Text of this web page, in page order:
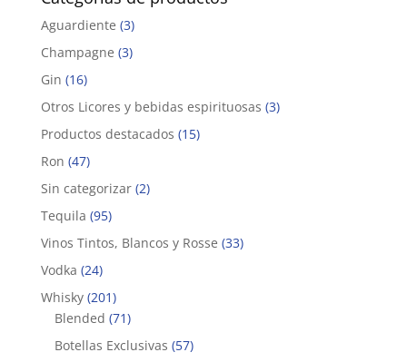
Aguardiente (3)
Champagne (3)
Gin (16)
Otros Licores y bebidas espirituosas (3)
Productos destacados (15)
Ron (47)
Sin categorizar (2)
Tequila (95)
Vinos Tintos, Blancos y Rosse (33)
Vodka (24)
Whisky (201)
Blended (71)
Botellas Exclusivas (57)